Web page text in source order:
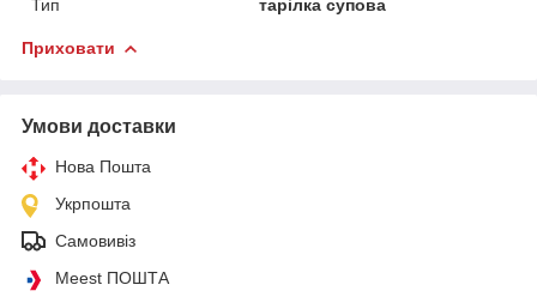
Тип
тарілка супова
Приховати
Умови доставки
Нова Пошта
Укрпошта
Самовивіз
Meest ПОШТА